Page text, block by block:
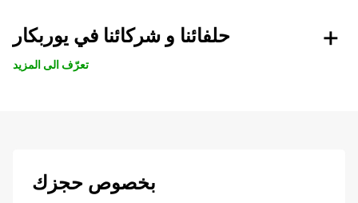
حلفائنا و شركائنا في يوربكار
تعرّف الى المزيد
بخصوص حجزك